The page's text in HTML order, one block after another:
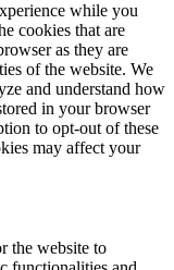
while you
cookies that are
as they are
of the website. We
and understand how
in your browser
to opt-out of these
may affect your
the website to